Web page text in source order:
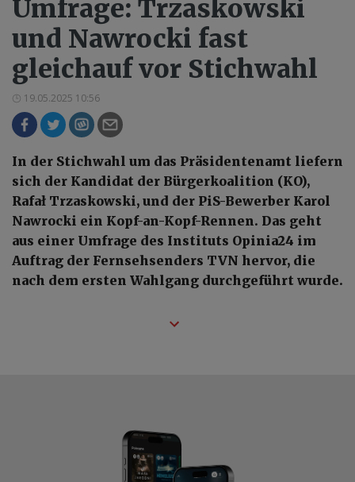
Umfrage: Trzaskowski
und Nawrocki fast
gleichauf vor Stichwahl
19.05.2025 10:56
In der Stichwahl um das Präsidentenamt liefern
sich der Kandidat der Bürgerkoalition (KO),
Rafał Trzaskowski, und der PiS-Bewerber Karol
Nawrocki ein Kopf-an-Kopf-Rennen. Das geht
aus einer Umfrage des Instituts Opinia24 im
Auftrag der Fernsehsenders TVN hervor, die
nach dem ersten Wahlgang durchgeführt wurde.